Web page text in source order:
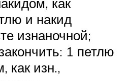
и накид
изнаночной;
1 петлю
как изн.,